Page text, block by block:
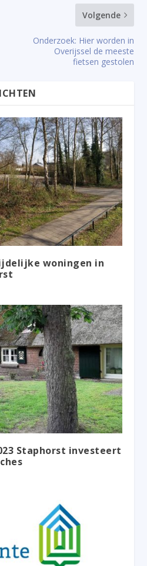
Volgende
Onderzoek: Hier worden in
Overijssel de meeste
fietsen gestolen
woningen in
Staphorst investeert